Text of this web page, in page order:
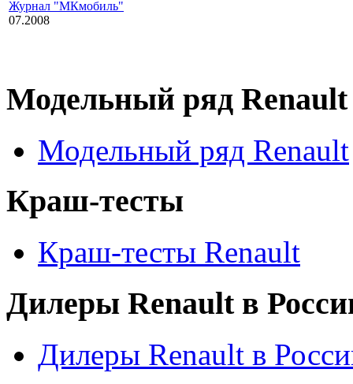
Журнал "МКмобиль"
07.2008
Модельный ряд Renault
Модельный ряд Renault
Краш-тесты
Краш-тесты Renault
Дилеры Renault в
Дилеры Renault в